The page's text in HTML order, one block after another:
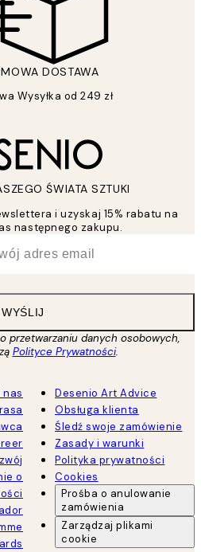
DOSTAWA
Wysyłka od 249 zł
ŚWIATA SZTUKI
i uzyskaj 15% rabatu na
następnego zakupu.
WYŚLIJ
przetwarzaniu danych osobowych,
Polityce Prywatności.
nas
o
Desenio Art Advice
Obsługa klienta
Śledź swoje zamówienie
Zasady i warunki
Polityka prywatności
Cookies
Prośba o anulowanie
zamówienia
Zarządzaj plikami
cookie